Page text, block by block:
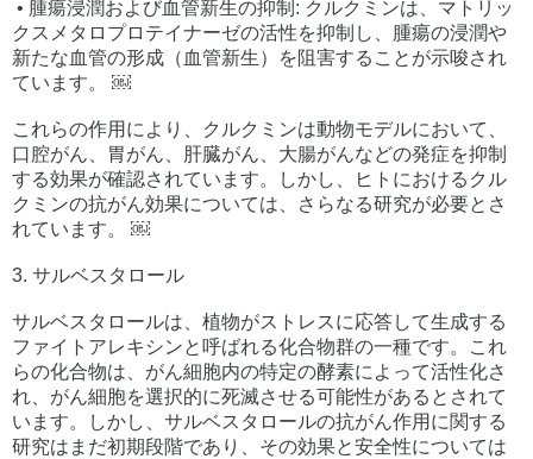
• 腫瘍浸潤および血管新生の抑制: クルクミンは、マトリッ
クスメタロプロテイナーゼの活性を抑制し、腫瘍の浸潤や
新たな血管の形成（血管新生）を阻害することが示唆され
ています。 ￼
これらの作用により、クルクミンは動物モデルにおいて、
口腔がん、胃がん、肝臓がん、大腸がんなどの発症を抑制
する効果が確認されています。しかし、ヒトにおけるクル
クミンの抗がん効果については、さらなる研究が必要とさ
れています。 ￼
3. サルベスタロール
サルベスタロールは、植物がストレスに応答して生成する
ファイトアレキシンと呼ばれる化合物群の一種です。これ
らの化合物は、がん細胞内の特定の酵素によって活性化さ
れ、がん細胞を選択的に死滅させる可能性があるとされて
います。しかし、サルベスタロールの抗がん作用に関する
研究はまだ初期段階であり、その効果と安全性については